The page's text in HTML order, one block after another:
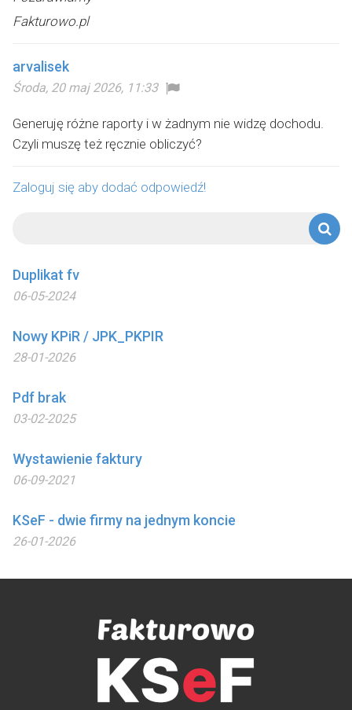
Fakturowo.pl
arvalisek
Środa, 20 maj 2026, 11:33
Generuję różne raporty i w żadnym nie widzę dochodu.
Czyli muszę też ręcznie obliczyć?
Zaloguj się aby dodać odpowiedź!
Duplikat fv
06-05-2024
Nowy KPiR / JPK_PKPIR
28-01-2026
Pdf brak
03-02-2025
Wystawienie faktury
06-09-2021
KSeF - dwie firmy na jednym koncie
26-01-2026